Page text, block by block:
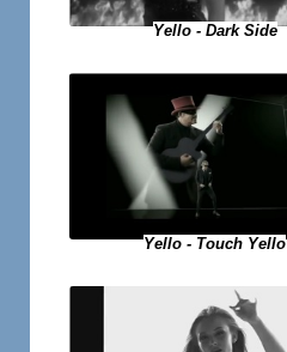
Yello - Dark Side
Yello - Touch Yello